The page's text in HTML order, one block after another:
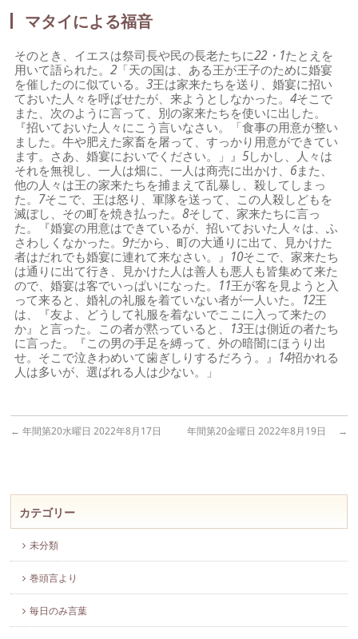
マタイによる福音
そのとき、イエスは祭司長や民の長老たちに22・1たとえを
用いて語られた。2 「天の国は、ある王が王子のために婚宴
を催したのに似ている。3王は家来たちを送り、婚宴に招い
ておいた人々を呼ばせたが、来ようとしなかった。4そこで
また、次のように言って、別の家来たちを使いに出した。
『招いておいた人々にこう言いなさい。「食事の用意が整い
ました。牛や肥えた家畜を屠って、すっかり用意ができてい
ます。さあ、婚宴においでください。」』5しかし、人々は
それを無視し、一人は畑に、一人は商売に出かけ、 6また、
他の人々は王の家来たちを捕まえて乱暴し、殺してしまっ
た。 7そこで、王は怒り、軍隊を送って、この人殺しどもを
滅ぼし、その町を焼き払った。8そして、家来たちに言っ
た。『婚宴の用意はできているが、招いておいた人々は、ふ
さわしくなかった。9だから、町の大通りに出て、見かけた
者はだれでも婚宴に連れて来なさい。』 10そこで、家来たち
は通りに出て行き、見かけた人は善人も悪人も皆集めて来た
ので、婚宴は客でいっぱいになった。 11王が客を見ようと入
って来ると、婚礼の礼服を着ていない者が一人いた。 12王
は、『友よ、どうして礼服を着ないでここに入って来たの
か』と言った。この者が黙っていると、 13王は側近の者たち
に言った。『この男の手足を縛って、外の暗闇にほうり出
せ。そこで泣きわめいて歯ぎしりするだろう。』 14招かれる
人は多いが、選ばれる人は少ない。」
← 年間第20水曜日 2022年8月17日 年間第20金曜日 2022年8月19日 →
カテゴリー
未分類
巻頭言より
毎日のみ言葉